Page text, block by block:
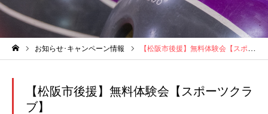
お知らせ･キャンペーン情報 【松阪市後援】無料体験会【スポーツクラブ】
【松阪市後援】無料体験会【スポーツクラ
ブ】